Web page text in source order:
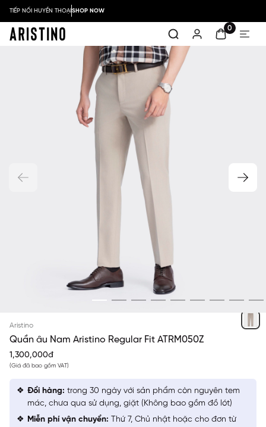
TIẾP NỐI HUYỀN THOẠISHOP NOW
0
Aristino
Quần âu Nam Aristino Regular Fit ATRM050Z
1,300,000đ
(Giá đã bao gồm VAT)
Đổi hàng: trong 30 ngày với sản phẩm còn nguyên tem
mác, chưa qua sử dụng, giặt (Không bao gồm đồ lót)
Miễn phí vận chuyển: Thứ 7, Chủ nhật hoặc cho đơn từ